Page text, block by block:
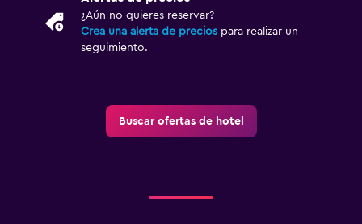
Cuna/cama nido disponibles
¿Aún no quieres reservar?
Crea una alerta de precios para realizar un
seguimiento.
Buscar ofertas de hotel